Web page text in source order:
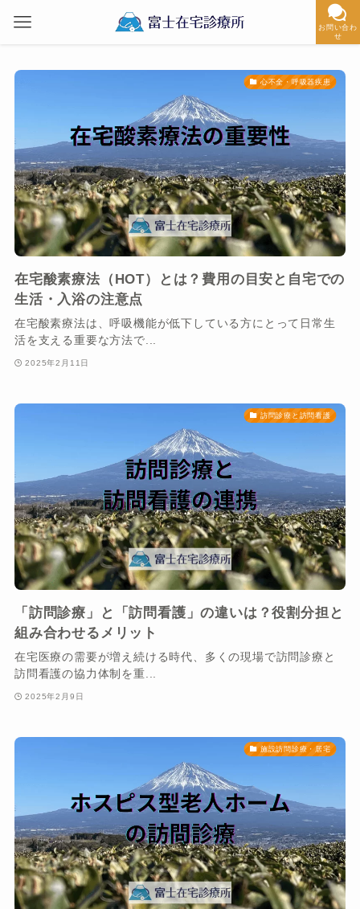
お問い合わ
せ
心不全・呼吸器疾患
在宅酸素療法（HOT）とは？費用の目安と自宅での
生活・入浴の注意点
在宅酸素療法は、呼吸機能が低下している方にとって日常生
活を支える重要な方法で...
2025年2月11日
訪問診療と訪問看護
「訪問診療」と「訪問看護」の違いは？役割分担と
組み合わせるメリット
在宅医療の需要が増え続ける時代、多くの現場で訪問診療と
訪問看護の協力体制を重...
2025年2月9日
施設訪問診療・居宅